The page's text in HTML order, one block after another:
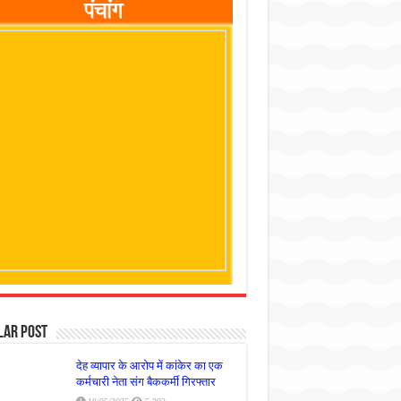
Post
देह व्यापार के आरोप में कांकेर का एक
कर्मचारी नेता संग बैककर्मी गिरफ्तार